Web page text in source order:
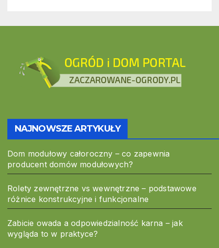
NAJNOWSZE ARTYKUŁY
Dom modułowy całoroczny – co zapewnia
producent domów modułowych?
Rolety zewnętrzne vs wewnętrzne – podstawowe
różnice konstrukcyjne i funkcjonalne
Zabicie owada a odpowiedzialność karna – jak
wygląda to w praktyce?